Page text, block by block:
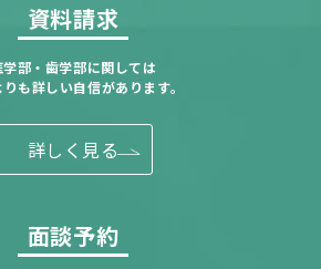
資料請求
学部・歯学部に関しては
りも詳しい自信があります。
詳しく見る
面談予約